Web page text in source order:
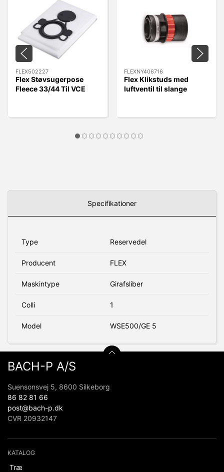
FLEX502227
Flex Støvsugerpose
Fleece 33/44 Til VCE
FLEXNY406716
Flex Klikstuds med
luftventil til slange
Specifikationer
Type Reservedel
Producent FLEX
Maskintype Girafsliber
Colli 1
Model WSE500/GE 5
BACH-P A/S
Suensonsvej 5, 8600 Silkeborg
86 82 81 66
post@bach-p.dk
CVR 20932147
KATALOG
Træ